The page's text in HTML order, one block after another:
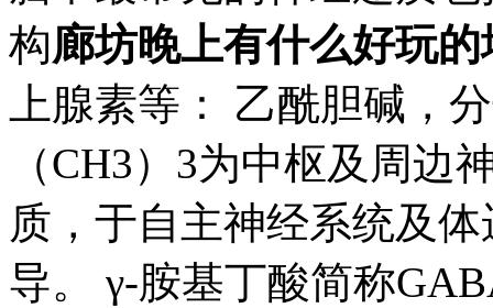
构廊坊晚上有什么好玩的
上腺素等： 乙酰胆碱，
（CH3）3为中枢及周边
质，于自主神经系统及
导。 γ-胺基丁酸简称